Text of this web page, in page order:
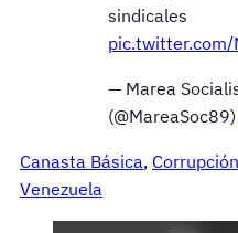
sindicales
pic.twitter.com/
— Marea
(@MareaSoc89)
Canasta Básica, Corrupción
Venezuela